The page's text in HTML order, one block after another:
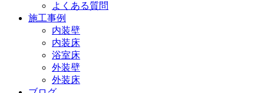
よくある質問
施工事例
内装壁
内装床
浴室床
外装壁
外装床